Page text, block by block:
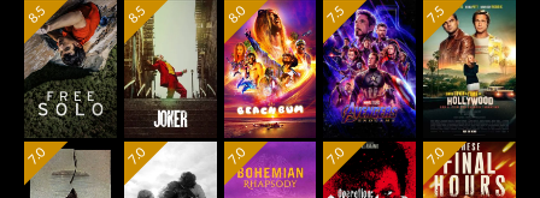
8.5 8.5 8.0 7.5 7.5
7.0 7.0 7.0 7.0 7.0